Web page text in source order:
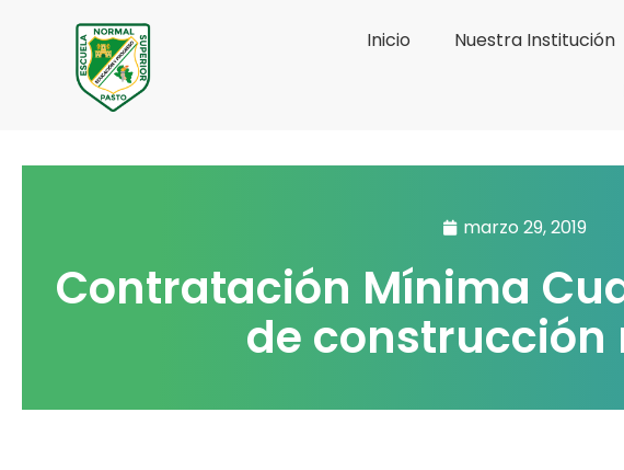
contenido
Inicio Nuestra Institución
marzo 29, 2019
Contratación Mínima
de construcción